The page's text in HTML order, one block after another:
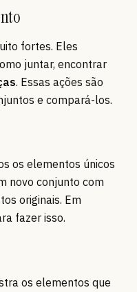
fortes. Eles
juntar, encontrar
. Essas ações são
e compará-los.
os elementos únicos
novo conjunto com
originais. Em
fazer isso.
os elementos que